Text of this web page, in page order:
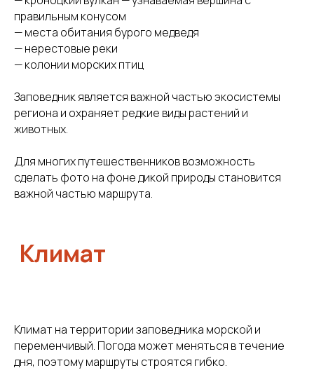
правильным конусом
— места обитания бурого медведя
— нерестовые реки
— колонии морских птиц
Заповедник является важной частью экосистемы
региона и охраняет редкие виды растений и
животных.
Для многих путешественников возможность
сделать фото на фоне дикой природы становится
важной частью маршрута.
Климат на территории заповедника морской и
переменчивый. Погода может меняться в течение
дня, поэтому маршруты строятся гибко.
Бесплатно
составим
индивидуальную
программу
за 24 часа
Оставьте свои данные, мы свяжемся с вами
Я даю согласие на обработку моих
персональных данных в соответствии
Политикой обработки персональных
данных